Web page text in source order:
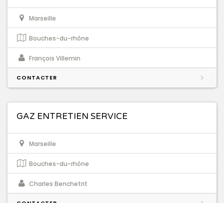
Marseille
Bouches-du-rhône
François Villemin
CONTACTER
GAZ ENTRETIEN SERVICE
Marseille
Bouches-du-rhône
Charles Benchetrit